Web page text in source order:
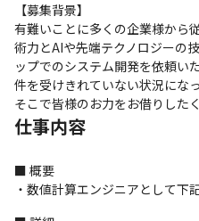
【募集背景】
有難いことに多くの企業様から
術力とAIや先端テクノロジーの
ップでのシステム開発を依頼い
件を受けきれていない状況にな
そこで皆様のお力をお借りした
仕事内容
■ 概要
・数値計算エンジニアとして下